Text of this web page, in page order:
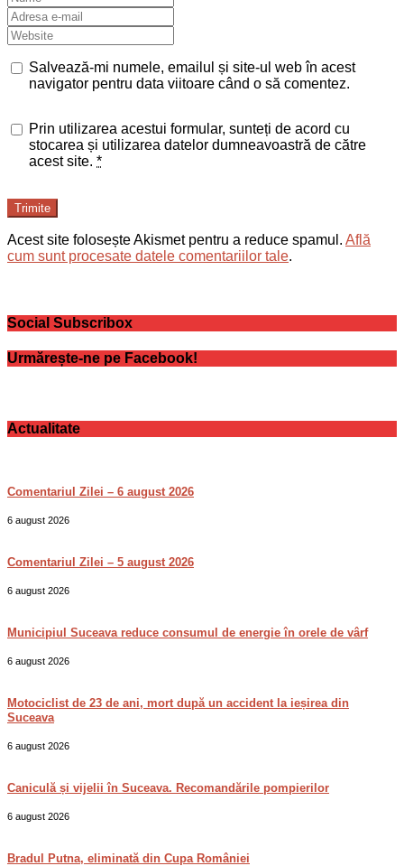
Salvează-mi numele, emailul și site-ul web în acest
navigator pentru data viitoare când o să comentez.
Prin utilizarea acestui formular, sunteți de acord cu
stocarea și utilizarea datelor dumneavoastră de către
acest site. *
Trimite
Acest site folosește Akismet pentru a reduce spamul. Află
cum sunt procesate datele comentariilor tale.
Social Subscribox
Urmărește-ne pe Facebook!
Actualitate
Comentariul Zilei – 6 august 2026
6 august 2026
Comentariul Zilei – 5 august 2026
6 august 2026
Municipiul Suceava reduce consumul de energie în orele de vârf
6 august 2026
Motociclist de 23 de ani, mort după un accident la ieșirea din
Suceava
6 august 2026
Caniculă și vijelii în Suceava. Recomandările pompierilor
6 august 2026
Bradul Putna, eliminată din Cupa României